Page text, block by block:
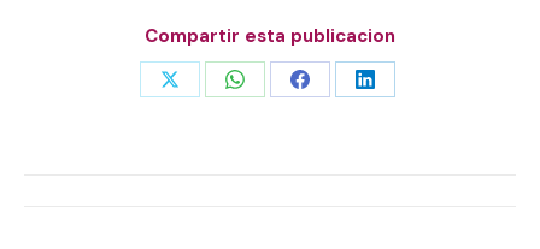
Compartir esta publicacion
Share Share Share Share